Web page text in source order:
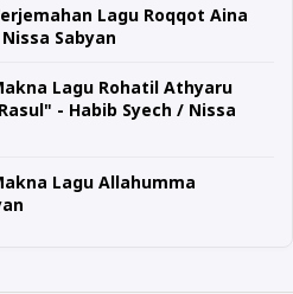
Lagu Roqqot Aina
Sabyan
Lagu Rohatil Athyaru
- Habib Syech / Nissa
Lagu Allahumma